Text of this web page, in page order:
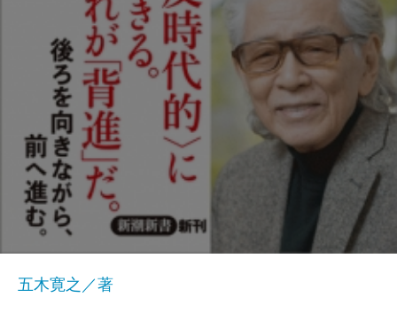
五木寛之／著